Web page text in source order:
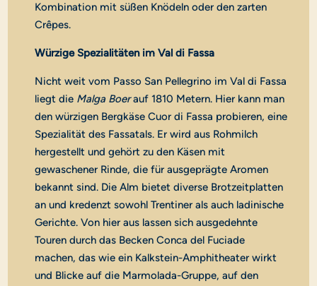
Kombination mit süßen Knödeln oder den zarten
Crêpes.
Würzige Spezialitäten im Val di Fassa
Nicht weit vom Passo San Pellegrino im Val di Fassa
liegt die Malga Boerauf 1810 Metern. Hier kann man
den würzigen Bergkäse Cuor di Fassa probieren, eine
Spezialität des Fassatals. Er wird aus Rohmilch
hergestellt und gehört zu den Käsen mit
gewaschener Rinde, die für ausgeprägte Aromen
bekannt sind. Die Alm bietet diverse Brotzeitplatten
an und kredenzt sowohl Trentiner als auch ladinische
Gerichte. Von hier aus lassen sich ausgedehnte
Touren durch das Becken Conca del Fuciade
machen, das wie ein Kalkstein-Amphitheater wirkt
und Blicke auf die Marmolada-Gruppe, auf den